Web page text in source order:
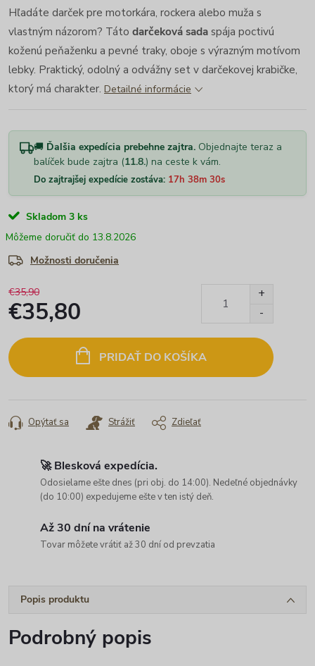
Hľadáte darček pre motorkára, rockera alebo muža s
vlastným názorom? Táto darčeková sadaspája poctivú
koženú peňaženku a pevné traky, oboje s výrazným motívom
lebky. Praktický, odolný a odvážny set v darčekovej krabičke,
ktorý má charakter. Detailné informácie
🚚 Ďalšia expedícia prebehne zajtra. Objednajte teraz a
balíček bude zajtra (11.8.) na ceste k vám.
Do zajtrajšej expedície zostáva: 17h 38m 29s
Skladom 3 ks
13.8.2026
Možnosti doručenia
€35,90
€35,80
cena:
PRIDAŤ DO KOŠÍKA
Opýtať sa Strážiť Zdieľať
🚀 Blesková expedícia.
Odosielame ešte dnes (pri obj. do 14:00). Nedeľné objednávky
(do 10:00) expedujeme ešte v ten istý deň.
Až 30 dní na vrátenie
Tovar môžete vrátiť až 30 dní od prevzatia
Popis produktu
Podrobný popis